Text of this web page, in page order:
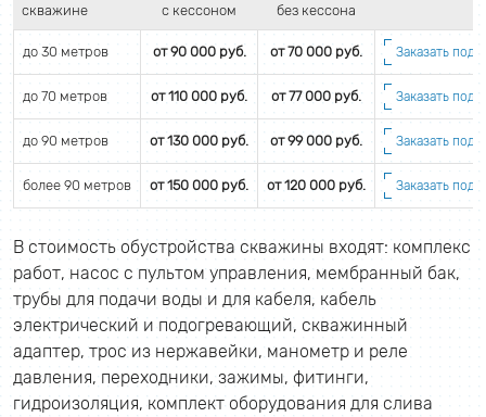
скважине
с кессоном
без кессона
до 30 метров от 90 000 руб. от 70 000 руб. Заказать
до 70 метров от 110 000 руб. от 77 000 руб. Заказать
до 90 метров от 130 000 руб. от 99 000 руб. Заказать
более 90 метров от 150 000 руб. от 120 000 руб. Заказать
В стоимость обустройства скважины входят: комплекс
работ, насос с пультом управления, мембранный бак,
трубы для подачи воды и для кабеля, кабель
электрический и подогревающий, скважинный
адаптер, трос из нержавейки, манометр и реле
давления, переходники, зажимы, фитинги,
гидроизоляция, комплект оборудования для слива